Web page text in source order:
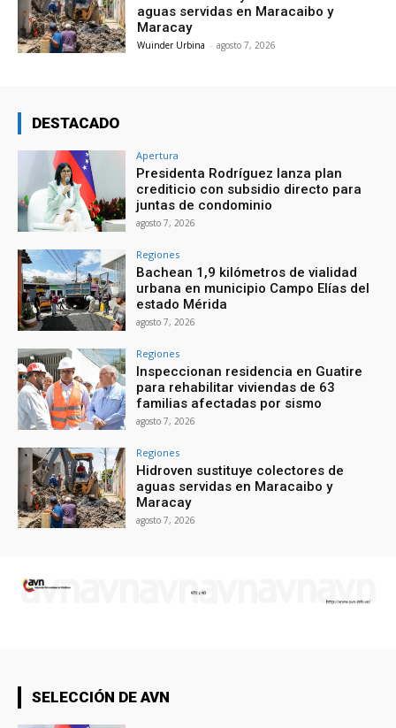
aguas servidas en Maracaibo y
Maracay
Wuinder Urbina - agosto 7, 2026
DESTACADO
Apertura
Presidenta Rodríguez lanza plan
crediticio con subsidio directo para
juntas de condominio
agosto 7, 2026
Regiones
Bachean 1,9 kilómetros de vialidad
urbana en municipio Campo Elías del
estado Mérida
agosto 7, 2026
Regiones
Inspeccionan residencia en Guatire
para rehabilitar viviendas de 63
familias afectadas por sismo
agosto 7, 2026
Regiones
Hidroven sustituye colectores de
aguas servidas en Maracaibo y
Maracay
agosto 7, 2026
SELECCIÓN DE AVN